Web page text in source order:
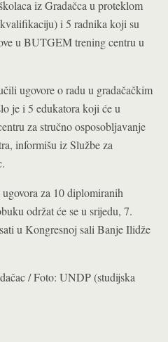
iz Gradačca u proteklom
i 5 radnika koji su
u BUTGEM trening centru u
ugovore o radu u gradačačkim
je i 5 edukatora koji će u
za stručno osposobljavanje
informišu iz Službe za
za 10 diplomiranih
održat će se u srijedu, 7.
u Kongresnoj sali Banje Ilidže
/ Foto: UNDP (studijska